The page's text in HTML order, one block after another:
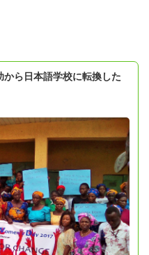
ら日本語学校に転換した